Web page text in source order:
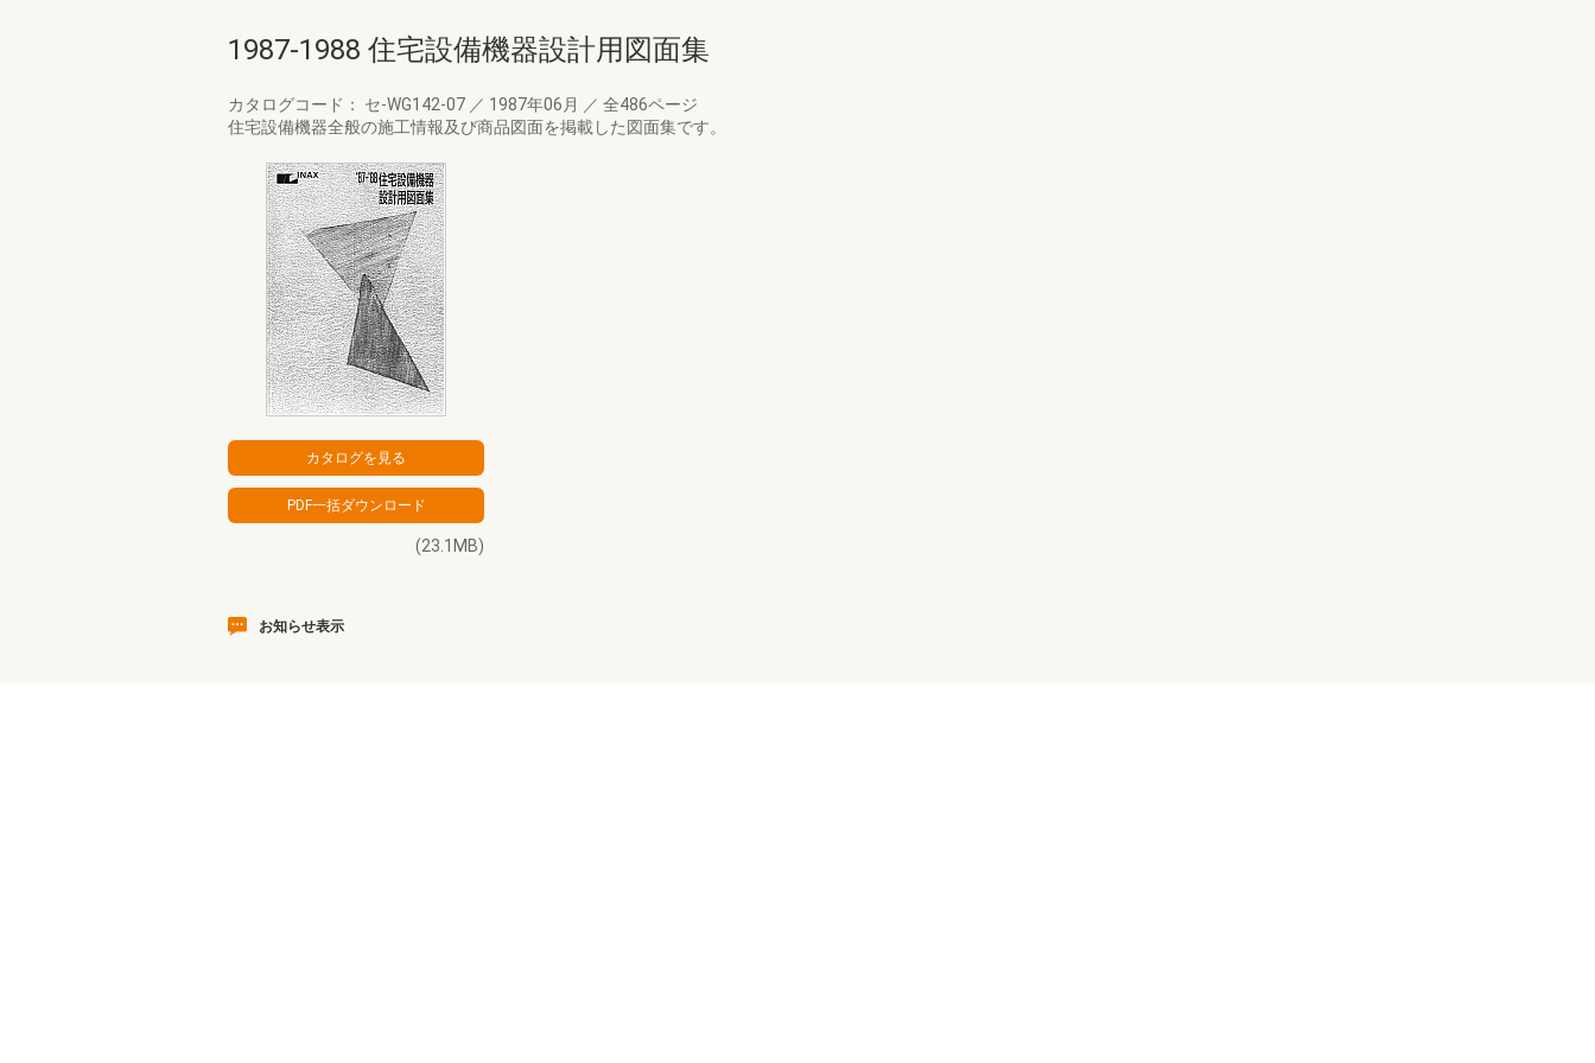
1987-1988 住宅設備機器設計用図面集
カタログコード： セ-WG142-07 ／ 1987年06月 ／ 全486ページ
住宅設備機器全般の施工情報及び商品図面を掲載した図面集です。
(23.1MB)
お知らせ表示